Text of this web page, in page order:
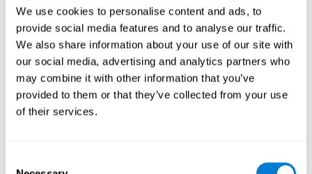
We use cookies to personalise content and ads, to
provide social media features and to analyse our traffic.
We also share information about your use of our site with
our social media, advertising and analytics partners who
may combine it with other information that you’ve
provided to them or that they’ve collected from your use
of their services.
كيف تحسّن اللعبة العقلية "ماجونغ"
مهاراتي المعرفية؟
بتدريب الدماغ بألعاب عقلية مثل ماجونغننشّط نمط للتنشيط العصبي.
تكرار النمط هذا من خلال التدريب قد يساعد في إنشاء تشابك جديد
ودوائر عصبية قادرة على تنظيمواستعادة الوظائف المعرفية الضعيفة.
تمّ تصميم اللعبة العقليةماجونغلتنبيه قوة التكيف للجهاز العصبي
في الاستعادة من اضطرابات تركيبية، اضطرابات أو